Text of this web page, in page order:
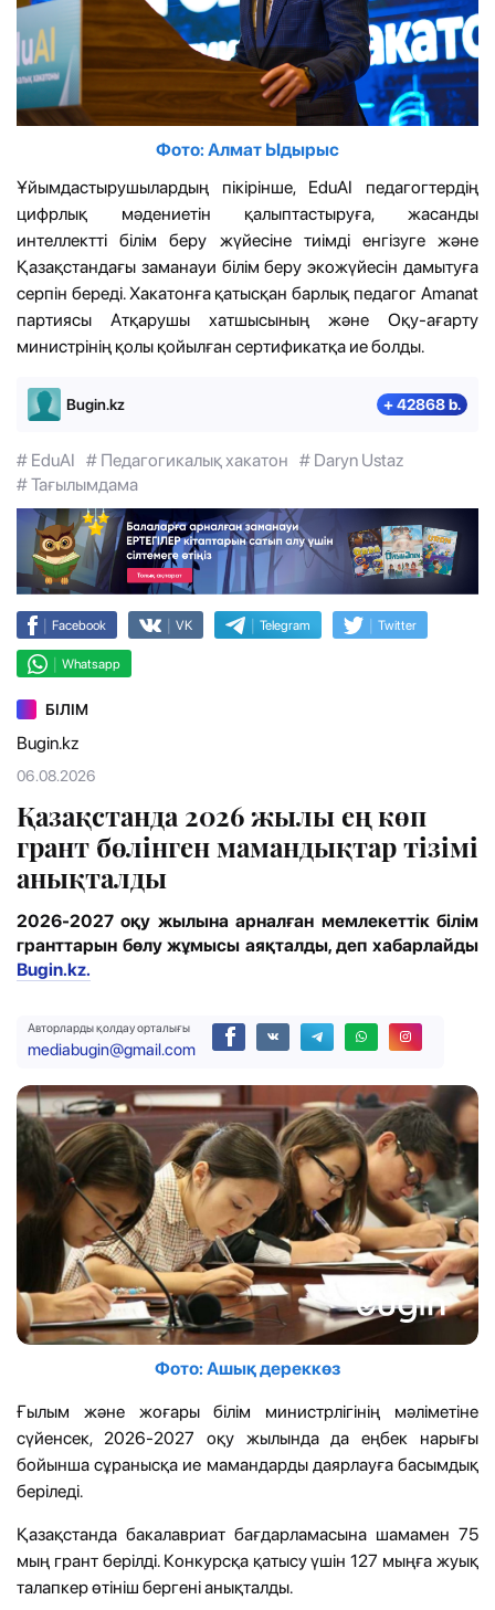
Фото: Алмат Ыдырыс
Ұйымдастырушылардың пікірінше, EduAI педагогтердің
цифрлық мәдениетін қалыптастыруға, жасанды
интеллектті білім беру жүйесіне тиімді енгізуге және
Қазақстандағы заманауи білім беру экожүйесін дамытуға
серпін береді. Хакатонға қатысқан барлық педагог Amanat
партиясы Атқарушы хатшысының және Оқу-ағарту
министрінің қолы қойылған сертификатқа ие болды.
Bugin.kz + 42868 b.
# EduAI # Педагогикалық хакатон # Daryn Ustaz
# Тағылымдама
| Facebook | VK | Telegram | Twitter
| Whatsapp
БІЛІМ
Bugin.kz
06.08.2026
Қазақстанда 2026 жылы ең көп
грант бөлінген мамандықтар тізімі
анықталды
2026-2027 оқу жылына арналған мемлекеттік білім
гранттарын бөлу жұмысы аяқталды, деп хабарлайды
Bugin.kz.
Авторларды қолдау орталығы
mediabugin@gmail.com
Фото: Ашық дереккөз
Ғылым және жоғары білім министрлігінің мәліметіне
сүйенсек, 2026-2027 оқу жылында да еңбек нарығы
бойынша сұранысқа ие мамандарды даярлауға басымдық
беріледі.
Қазақстанда бакалавриат бағдарламасына шамамен 75
мың грант берілді. Конкурсқа қатысу үшін 127 мыңға жуық
талапкер өтініш бергені анықталды.